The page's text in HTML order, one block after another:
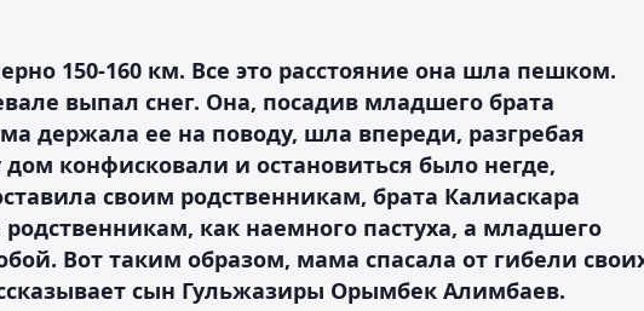
150-160 км. Все это расстояние она шла пешком.
выпал снег. Она, посадив младшего брата
держала ее на поводу, шла впереди, разгребая
дом конфисковали и остановиться было негде,
своим родственникам, брата Калиаскара
как наемного пастуха, а младшего
Вот таким образом, мама спасала от гибели
сын Гульжазиры Орымбек Алимбаев.